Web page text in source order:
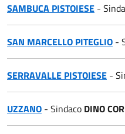
SAMBUCA PISTOIESE -
SAN MARCELLO PITEGLIO -
SERRAVALLE PISTOIESE -
UZZANO - Sindaco DINO